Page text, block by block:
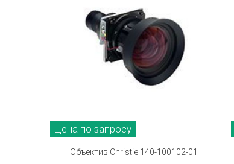
Цена по запросу
Объектив Christie 140-100102-01